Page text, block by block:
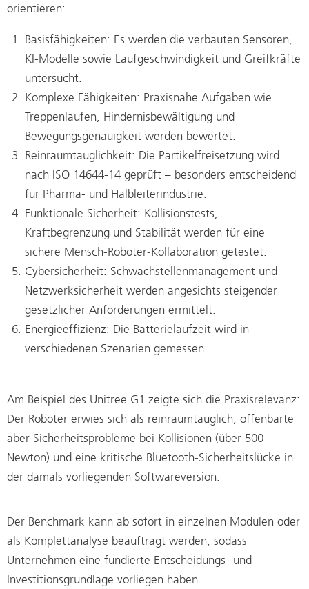
orientieren:
Basisfähigkeiten: Es werden die verbauten Sensoren,
KI-Modelle sowie Laufgeschwindigkeit und Greifkräfte
untersucht.
Komplexe Fähigkeiten: Praxisnahe Aufgaben wie
Treppenlaufen, Hindernisbewältigung und
Bewegungsgenauigkeit werden bewertet.
Reinraumtauglichkeit: Die Partikelfreisetzung wird
nach ISO 14644-14 geprüft – besonders entscheidend
für Pharma- und Halbleiterindustrie.
Funktionale Sicherheit: Kollisionstests,
Kraftbegrenzung und Stabilität werden für eine
sichere Mensch-Roboter-Kollaboration getestet.
Cybersicherheit: Schwachstellenmanagement und
Netzwerksicherheit werden angesichts steigender
gesetzlicher Anforderungen ermittelt.
Energieeffizienz: Die Batterielaufzeit wird in
verschiedenen Szenarien gemessen.
Am Beispiel des Unitree G1 zeigte sich die Praxisrelevanz:
Der Roboter erwies sich als reinraumtauglich, offenbarte
aber Sicherheitsprobleme bei Kollisionen (über 500
Newton) und eine kritische Bluetooth-Sicherheitslücke in
der damals vorliegenden Softwareversion.
Der Benchmark kann ab sofort in einzelnen Modulen oder
als Komplettanalyse beauftragt werden, sodass
Unternehmen eine fundierte Entscheidungs- und
Investitionsgrundlage vorliegen haben.